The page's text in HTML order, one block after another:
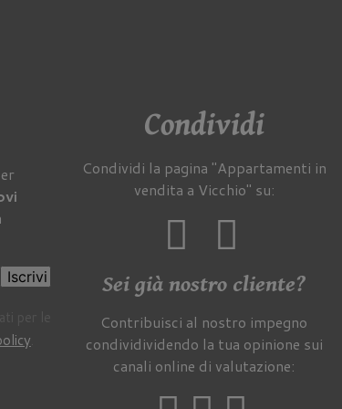
Iscrivi
Condividi
Condividi la pagina "Appartamenti in
vendita a Vicchio" su:
Sei già nostro cliente?
Contribuisci al nostro impegno
condividividendo la tua opinione sui
canali online di valutazione: